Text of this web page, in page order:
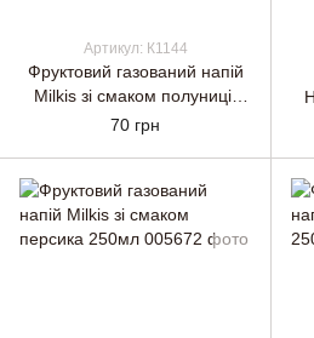
Артикул: К1144
Фруктовий газований напій
Milkis зі смаком полуниці,
250 мл
70 грн